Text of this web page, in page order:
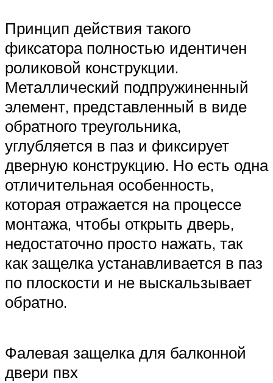
Принцип действия такого
фиксатора полностью идентичен
роликовой конструкции.
Металлический подпружиненный
элемент, представленный в виде
обратного треугольника,
углубляется в паз и фиксирует
дверную конструкцию. Но есть одна
отличительная особенность,
которая отражается на процессе
монтажа, чтобы открыть дверь,
недостаточно просто нажать, так
как защелка устанавливается в паз
по плоскости и не выскальзывает
обратно.
Фалевая защелка для балконной
двери пвх